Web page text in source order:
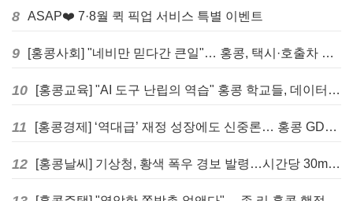
8 ASAP❤️ 7·8월 퀵 픽업 서비스 특별 이벤트
9 [홍콩사회] "네비만 믿다간 큰일"… 홍콩, 택시·호출차 통합 시험 도입하며 규제 본격화
10 [홍콩교육] "AI 도구 난립의 역습" 홍콩 학교들, 데이터 고립에 교육 효과 평가 비상
11 [홍콩경제] ‘역대급’ 재정 성장에도 신중론… 홍콩 GDP 전망 상향 속 “지정학적 리스크 경계”
12 [홍콩날씨] 기상청, 황색 폭우 경보 발령…시간당 30mm 이상 강우 예보